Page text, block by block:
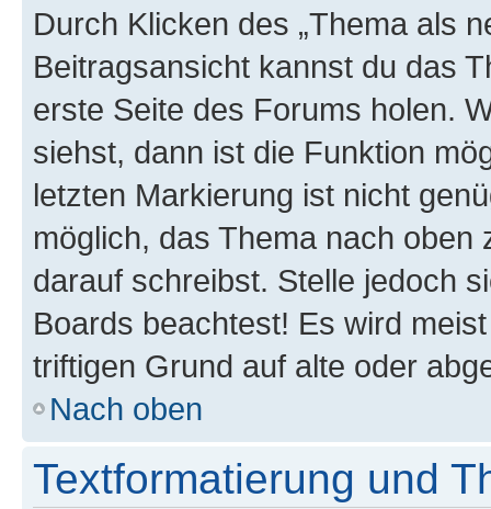
Durch Klicken des „Thema als
Beitragsansicht kannst du das
erste Seite des Forums holen.
siehst, dann ist die Funktion
letzten Markierung ist nicht
möglich, das Thema nach oben
darauf schreibst. Stelle jedoch
Boards beachtest! Es wird
triftigen Grund auf alte oder
Nach oben
Textformatierung und